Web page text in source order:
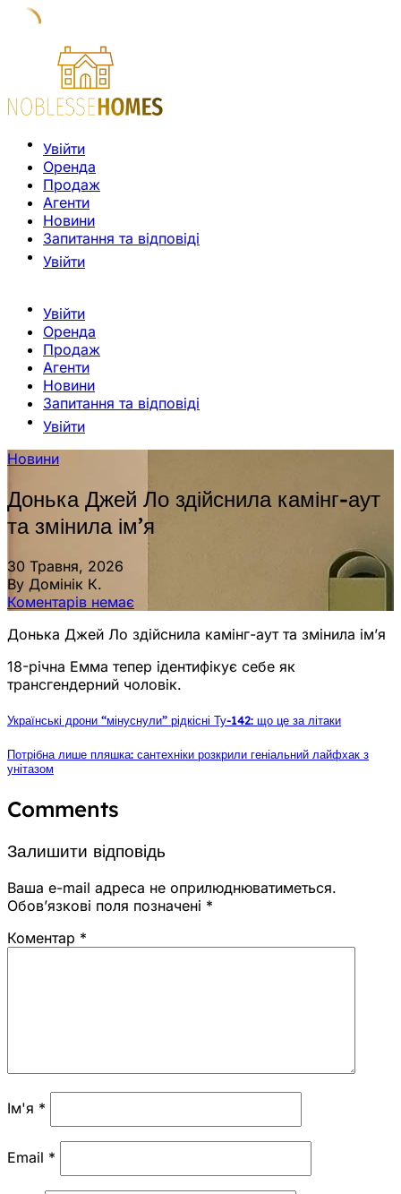
Увійти
Оренда
Продаж
Агенти
Новини
Запитання та відповіді
Увійти
Увійти
Оренда
Продаж
Агенти
Новини
Запитання та відповіді
Увійти
Новини
Донька Джей Ло здійснила камінг-аут
та змінила ім’я
30 Травня, 2026
By Домінік К.
Коментарів немає
Донька Джей Ло здійснила камінг-аут та змінила ім’я
18-річна Емма тепер ідентифікує себе як
трансгендерний чоловік.
Українські дрони “мінуснули” рідкісні Ту-142: що це за літаки
Потрібна лише пляшка: сантехніки розкрили геніальний лайфхак з
унітазом
Comments
Залишити відповідь
Ваша e-mail адреса не оприлюднюватиметься.
Обов’язкові поля позначені *
Коментар *
Ім'я *
Email *